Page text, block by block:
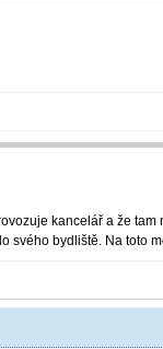
kancelář a že
svého bydliště. Na toto